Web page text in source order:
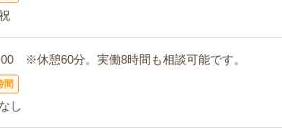
※休憩60分。実働8時間も相談可能です。
間
し